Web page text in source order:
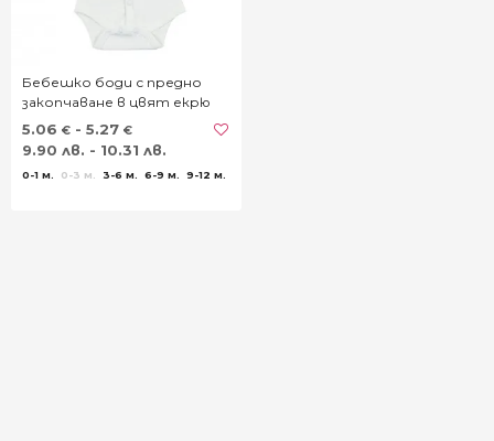
Бебешко боди с предно
закопчаване в цвят екрю
5.06 € - 5.27 €
9.90 лв. - 10.31 лв.
0-1 м. 0-3 м. 3-6 м. 6-9 м. 9-12 м.